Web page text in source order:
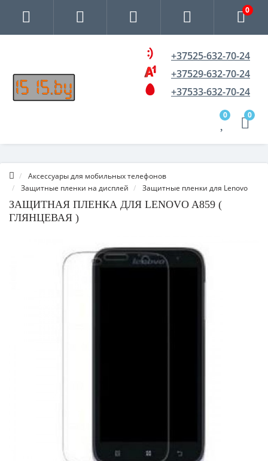
0
+37525-632-70-24
+37529-632-70-24
+37533-632-70-24
0 0
Аксессуары для мобильных телефонов
Защитные пленки на дисплей
Защитные пленки для Lenovo
ЗАЩИТНАЯ ПЛЕНКА ДЛЯ LENOVO A859 (
ГЛЯНЦЕВАЯ )